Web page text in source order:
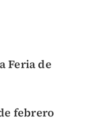
Feria de
febrero